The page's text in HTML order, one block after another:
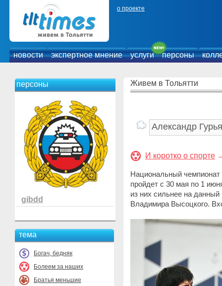
о проекте
новости экспертное мнение услуги персоны
персоны
gibdd
тема
Богач, бедняк
Болеем за наших
Братья меньшие
Живем в Тольятти
И коротко о спорте
Национальный
пройдет с 30 мая по 1
из них сильнее на
Владимира Высоцкого.